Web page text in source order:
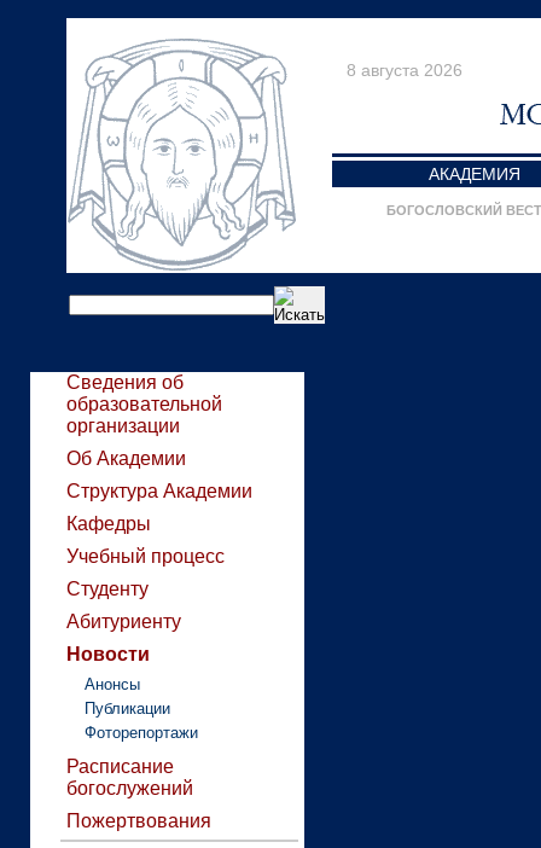
8 августа 2026
АКАДЕМИЯ
БОГОСЛОВСКИЙ
Сведения об
образовательной
организации
Об Академии
Структура Академии
Кафедры
Учебный процесс
Студенту
Абитуриенту
Новости
Анонсы
Публикации
Фоторепортажи
Расписание
богослужений
Пожертвования